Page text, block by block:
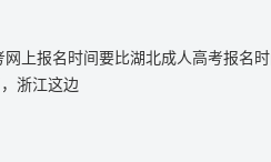
上报名时间要比湖北成人高考报名
浙江这边